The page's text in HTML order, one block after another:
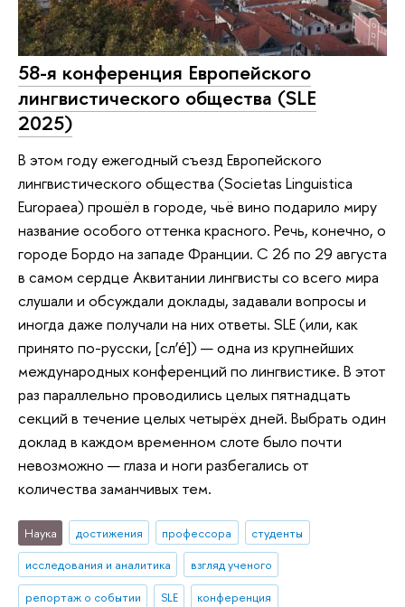
58-я конференция Европейского
лингвистического общества (SLE
2025)
В этом году ежегодный съезд Европейского
лингвистического общества (Societas Linguistica
Europaea) прошёл в городе, чьё вино подарило миру
название особого оттенка красного. Речь, конечно, о
городе Бордо на западе Франции. С 26 по 29 августа
в самом сердце Аквитании лингвисты со всего мира
слушали и обсуждали доклады, задавали вопросы и
иногда даже получали на них ответы. SLE (или, как
принято по-русски, [сл’е́]) — одна из крупнейших
международных конференций по лингвистике. В этот
раз параллельно проводились целых пятнадцать
секций в течение целых четырёх дней. Выбрать один
доклад в каждом временном слоте было почти
невозможно — глаза и ноги разбегались от
количества заманчивых тем.
Наука достижения профессора
студенты
исследования и аналитика
взгляд ученого
репортаж о событии
SLE
конференция